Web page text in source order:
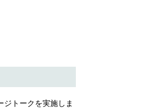
トークを実施しま